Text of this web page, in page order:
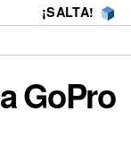
¡SALTA!
GoPro